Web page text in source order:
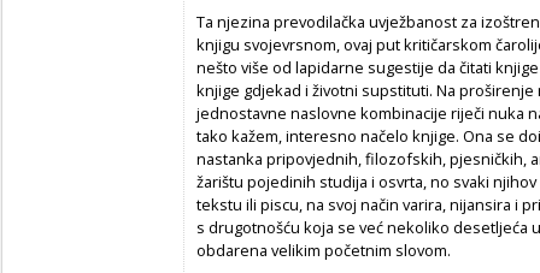
Ta njezina prevodilačka uvježbanost za
knjigu svojevrsnom, ovaj put kritičarskom
nešto više od lapidarne sugestije da čitati
knjige gdjekad i životni supstituti. Na
jednostavne naslovne kombinacije riječi nuka
tako kažem, interesno načelo knjige. Ona se
nastanka pripovjednih, filozofskih, pjesničkih,
žarištu pojedinih studija i osvrta, no svaki
tekstu ili piscu, na svoj način varira, nijansira i
s drugotnošću koja se već nekoliko desetljeća
obdarena velikim početnim slovom.